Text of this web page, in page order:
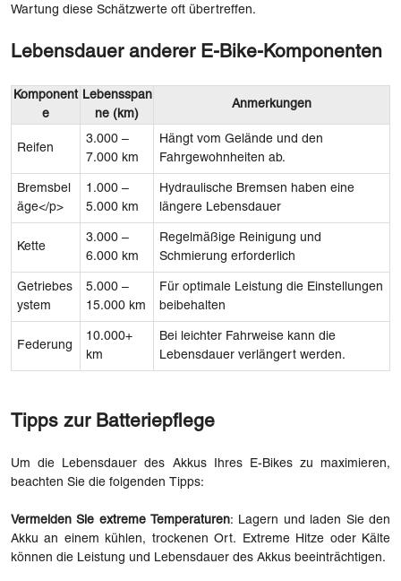
Wartung diese Schätzwerte oft übertreffen.
Lebensdauer anderer E-Bike-Komponenten
Komponent
e
Lebensspan
ne (km)
Anmerkungen
Reifen
3.000 –
7.000 km
Hängt vom Gelände und den
Fahrgewohnheiten ab.
Bremsbel
äge</p>
1.000 –
5.000 km
Hydraulische Bremsen haben eine
längere Lebensdauer
Kette
3.000 –
6.000 km
Regelmäßige Reinigung und
Schmierung erforderlich
Getriebes
ystem
5.000 –
15.000 km
Für optimale Leistung die Einstellungen
beibehalten
Federung
10.000+
km
Bei leichter Fahrweise kann die
Lebensdauer verlängert werden.
Tipps zur Batteriepflege
Um die Lebensdauer des Akkus Ihres E-Bikes zu maximieren,
beachten Sie die folgenden Tipps:
Vermeiden Sie extreme Temperaturen: Lagern und laden Sie den
Akku an einem kühlen, trockenen Ort. Extreme Hitze oder Kälte
können die Leistung und Lebensdauer des Akkus beeinträchtigen.